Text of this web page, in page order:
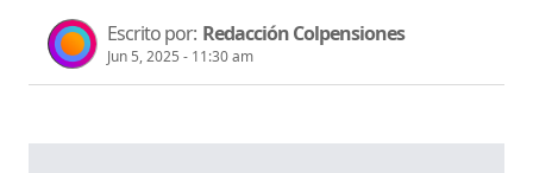
Escrito por: Redacción Colpensiones
Jun 5, 2025 - 11:30 am